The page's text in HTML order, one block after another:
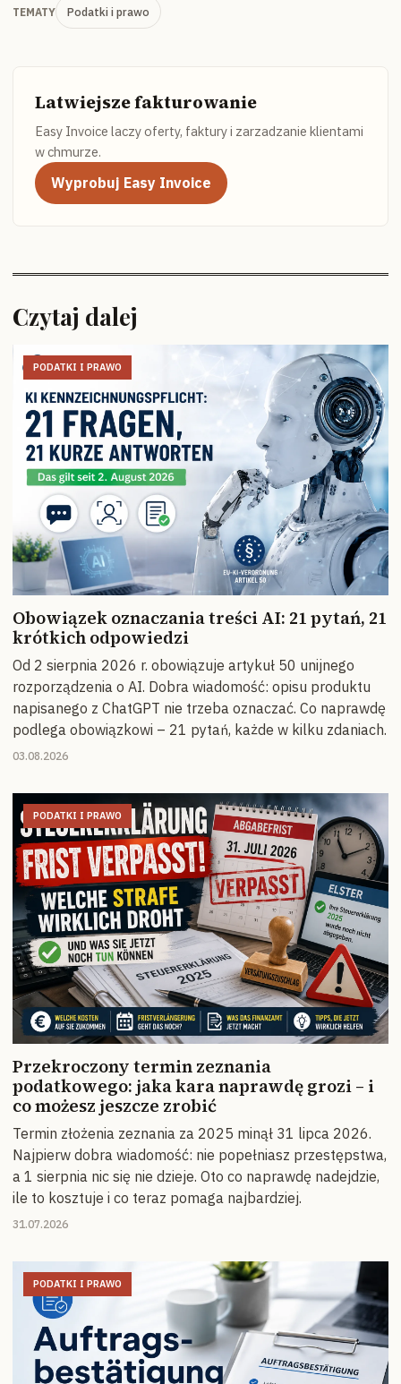
TEMATY Podatki i prawo
Latwiejsze fakturowanie
Easy Invoice laczy oferty, faktury i zarzadzanie klientami
w chmurze.
Wyprobuj Easy Invoice
Czytaj dalej
PODATKI I PRAWO
Obowiązek oznaczania treści AI: 21 pytań, 21
krótkich odpowiedzi
Od 2 sierpnia 2026 r. obowiązuje artykuł 50 unijnego
rozporządzenia o AI. Dobra wiadomość: opisu produktu
napisanego z ChatGPT nie trzeba oznaczać. Co naprawdę
podlega obowiązkowi – 21 pytań, każde w kilku zdaniach.
03.08.2026
PODATKI I PRAWO
Przekroczony termin zeznania
podatkowego: jaka kara naprawdę grozi – i
co możesz jeszcze zrobić
Termin złożenia zeznania za 2025 minął 31 lipca 2026.
Najpierw dobra wiadomość: nie popełniasz przestępstwa,
a 1 sierpnia nic się nie dzieje. Oto co naprawdę nadejdzie,
ile to kosztuje i co teraz pomaga najbardziej.
31.07.2026
PODATKI I PRAWO